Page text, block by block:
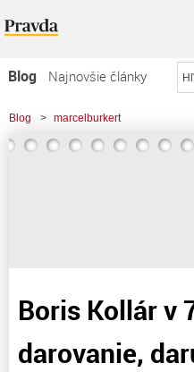
Blog
Najnovšie články
Najčítanejšie články
Najkomentovanejšie články
Blog > marcelburkert
> Boris Kollár v 7. nebi &amp;
Boris Kollár v
darovanie,